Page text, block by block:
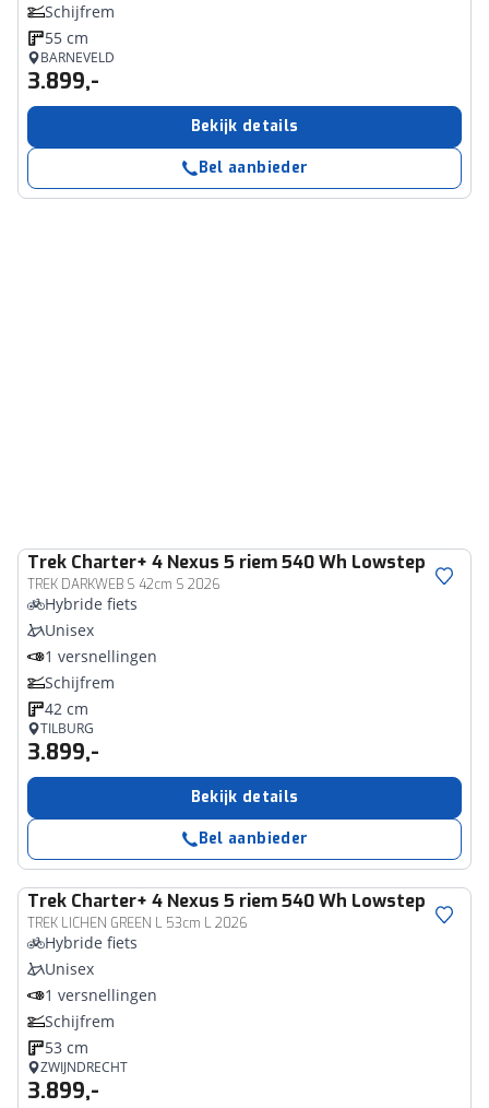
Schijfrem
55 cm
BARNEVELD
3.899,-
Bekijk details
Bel aanbieder
Trek Charter+ 4 Nexus 5 riem 540 Wh Lowstep
TREK DARKWEB S 42cm S 2026
Hybride fiets
Unisex
1 versnellingen
Schijfrem
42 cm
TILBURG
3.899,-
Bekijk details
Bel aanbieder
Trek Charter+ 4 Nexus 5 riem 540 Wh Lowstep
TREK LICHEN GREEN L 53cm L 2026
Hybride fiets
Unisex
1 versnellingen
Schijfrem
53 cm
ZWIJNDRECHT
3.899,-